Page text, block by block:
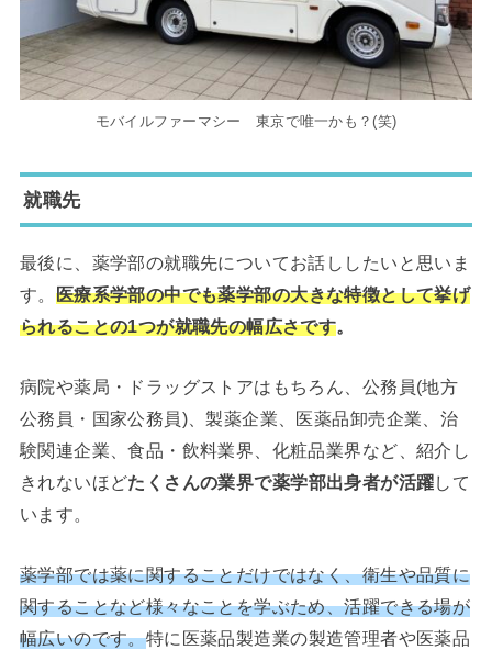
モバイルファーマシー 東京で唯一かも？(笑)
就職先
最後に、薬学部の就職先についてお話ししたいと思いま
す。 医療系学部の中でも薬学部の大きな特徴として挙げ
られることの1つが就職先の幅広さです。
病院や薬局・ドラッグストアはもちろん、公務員(地方
公務員・国家公務員)、製薬企業、医薬品卸売企業、治
験関連企業、食品・飲料業界、化粧品業界など、紹介し
きれないほどたくさんの業界で薬学部出身者が活躍して
います。
薬学部では薬に関することだけではなく、衛生や品質に
関することなど様々なことを学ぶため、活躍できる場が
幅広いのです。特に医薬品製造業の製造管理者や医薬品